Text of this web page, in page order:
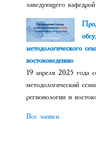
заведующего
методологического
востоковедению
19 апреля 2025 года
методологический
регионологии и
Все записи